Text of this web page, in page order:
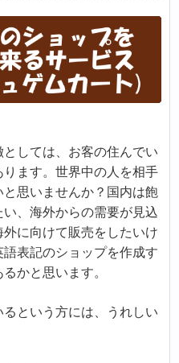
しては、お客の住んでい
ます。世界中の人を相手
思いませんか？国内は飽
、海外からの需要が見込
に向けて販売をしたいけ
表記のショップを作成す
かと思います。
という方には、うれしい